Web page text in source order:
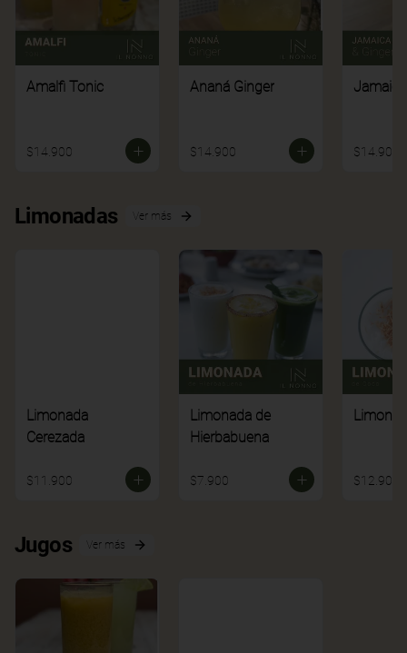
Amalfi Tonic
$14.900
Ananá Ginger
$14.900 $14.900
Limonadas Ver más
Limonada
Cerezada
$11.900
Limonada de
Hierbabuena
$7.900 $12.900
Jugos Ver más